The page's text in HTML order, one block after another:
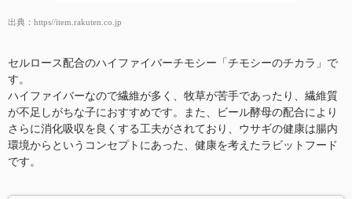
出典： https//item.rakuten.co.jp
セルロース配合のハイファイバーチモシー「チモシーのチカラ」で
す。
ハイファイバーなので繊維が多く、牧草が苦手であったり、繊維質
が不足しがちな子におすすめです。また、ビール酵母の配合により
さらに消化吸収を良くする工夫がされており、ウサギの健康は腸内
環境からというコンセプトにあった、健康を考えたラビットフード
です。